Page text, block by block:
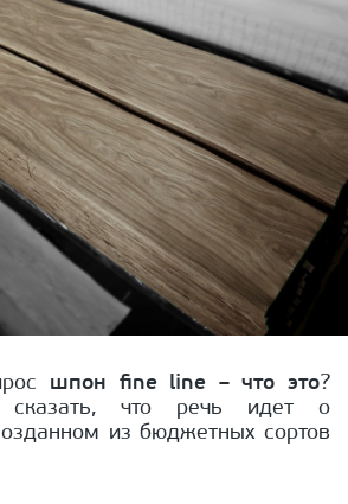
шпон fine line – что это?
что речь идет о
из бюджетных сортов